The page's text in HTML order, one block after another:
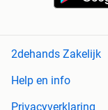
2dehands Zakelijk
Help en info
Privacyverklaring